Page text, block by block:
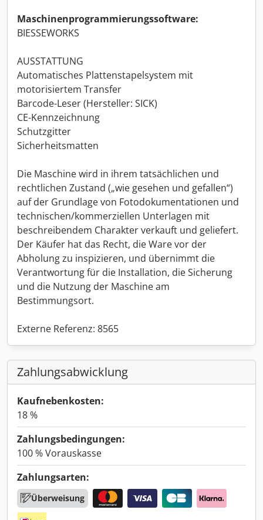
Maschinenprogrammierungssoftware:
BIESSEWORKS
AUSSTATTUNG
Automatisches Plattenstapelsystem mit
motorisiertem Transfer
Barcode-Leser (Hersteller: SICK)
CE-Kennzeichnung
Schutzgitter
Sicherheitsmatten
Die Maschine wird in ihrem tatsächlichen und
rechtlichen Zustand („wie gesehen und gefallen“)
auf der Grundlage von Fotodokumentationen und
technischen/kommerziellen Unterlagen mit
beschreibendem Charakter verkauft und geliefert.
Der Käufer hat das Recht, die Ware vor der
Abholung zu inspizieren, und übernimmt die
Verantwortung für die Installation, die Sicherung
und die Nutzung der Maschine am
Bestimmungsort.
Externe Referenz: 8565
Zahlungsabwicklung
Kaufnebenkosten:
18 %
Zahlungsbedingungen:
100 % Vorauskasse
Zahlungsarten:
Überweisung